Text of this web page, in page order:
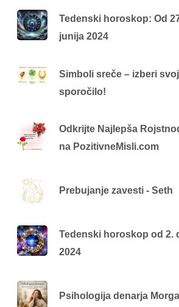
Tedenski horoskop: Od
junija 2024
Simboli sreče – izberi
sporočilo!
Odkrijte Najlepša
na PozitivneMisli.com
Prebujanje zavesti - Seth
Tedenski horoskop od 2.
2024
Psihologija denarja